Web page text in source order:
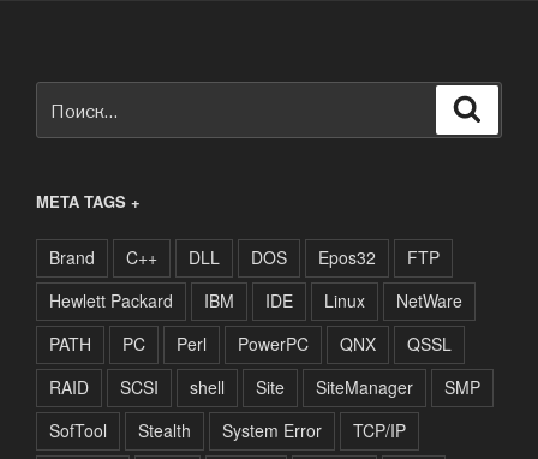
META TAGS +
Brand C++ DLL DOS Epos32
FTP
Hewlett Packard
IBM IDE Linux
NetWare
PATH
PC Perl PowerPC QNX
QSSL
RAID
SCSI shell Site SiteManager
SMP
SofTool
Stealth System Error
TCP/IP